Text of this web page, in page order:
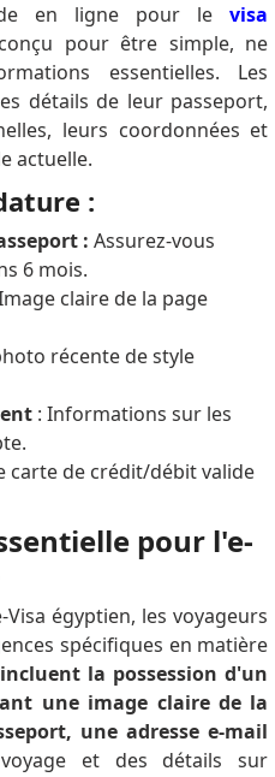
en ligne pour levisa
pour être simple, ne
essentielles. Les
détails de leur passeport,
leurs coordonnées et
actuelle.
:
: Assurez-vous
6 mois.
claire de la page
récente de style
: Informations sur les
carte de crédit/débit valide
pour l'e-
égyptien, les voyageurs
spécifiques en matière
incluent la possession d'un
une image claire de la
une adresse e-mail
et des détails sur